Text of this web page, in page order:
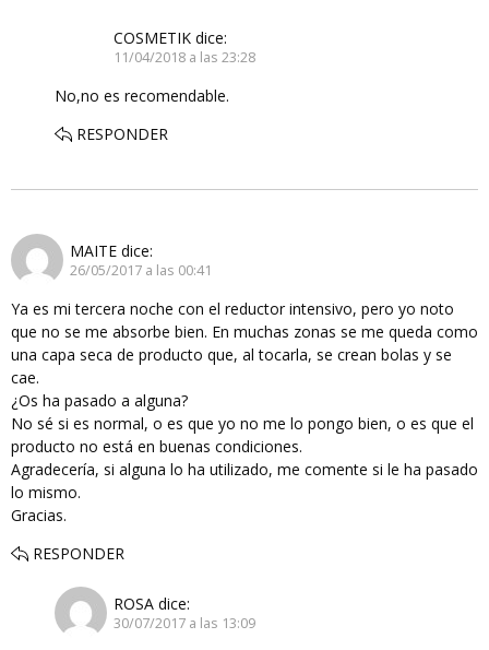
COSMETIK dice:
11/04/2018 a las 23:28
No,no es recomendable.
RESPONDER
MAITE dice:
26/05/2017 a las 00:41
Ya es mi tercera noche con el reductor intensivo, pero yo noto
que no se me absorbe bien. En muchas zonas se me queda como
una capa seca de producto que, al tocarla, se crean bolas y se
cae.
¿Os ha pasado a alguna?
No sé si es normal, o es que yo no me lo pongo bien, o es que el
producto no está en buenas condiciones.
Agradecería, si alguna lo ha utilizado, me comente si le ha pasado
lo mismo.
Gracias.
RESPONDER
ROSA dice:
30/07/2017 a las 13:09